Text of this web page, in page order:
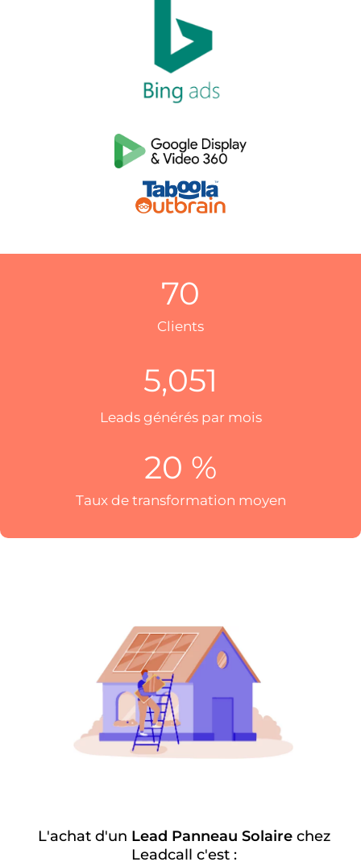
Clients
70
Leads générés par mois
5,051
Taux de transformation moyen
20 %
L'achat d'un Lead Panneau Solairechez
Leadcall c'est :